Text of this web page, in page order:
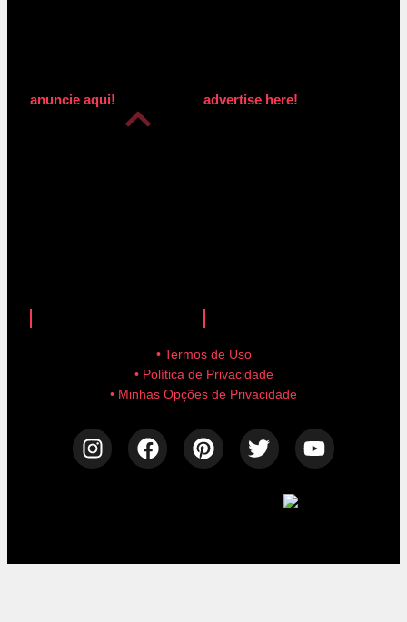
anuncie aqui! advertise here!
• Termos de Uso
• Política de Privacidade
• Minhas Opções de Privacidade